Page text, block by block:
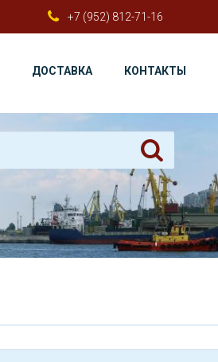
+7 (952) 812-71-16
ДОСТАВКА КОНТАКТЫ